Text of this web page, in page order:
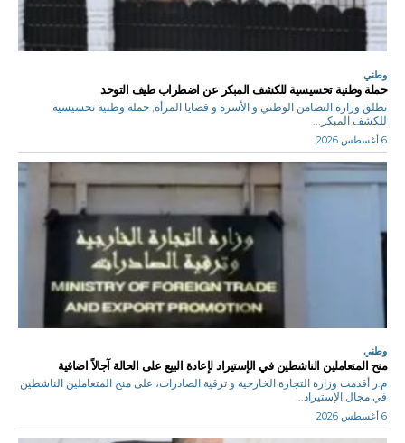
وطني
حملة وطنية تحسيسية للكشف المبكر عن اضطراب طيف التوحد
تطلق وزارة التضامن الوطني و الأسرة و قضايا المرأة, حملة وطنية تحسيسية
للكشف المبكر...
6 أغسطس 2026
وطني
منح المتعاملين الناشطين في الإستيراد لإعادة البيع على الحالة آجالاً اضافية
م.ر أقدمت وزارة التجارة الخارجية و ترقية الصادرات، على منح المتعاملين الناشطين
في مجال الإستيراد...
6 أغسطس 2026